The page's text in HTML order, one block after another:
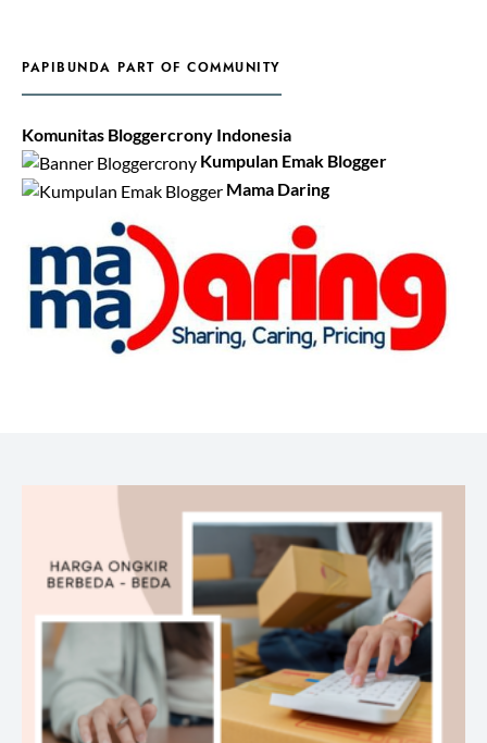
PAPIBUNDA PART OF COMMUNITY
Komunitas Bloggercrony Indonesia
Kumpulan Emak Blogger
Mama Daring